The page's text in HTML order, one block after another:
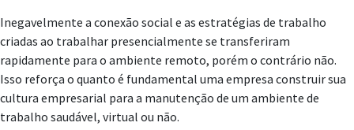
Inegavelmente a conexão social e as estratégias de trabalho
criadas ao trabalhar presencialmente se transferiram
rapidamente para o ambiente remoto, porém o contrário não.
Isso reforça o quanto é fundamental uma empresa construir sua
cultura empresarial para a manutenção de um ambiente de
trabalho saudável, virtual ou não.